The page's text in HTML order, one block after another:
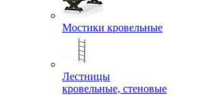
Мостики кровельные
Лестницы
кровельные, стеновые